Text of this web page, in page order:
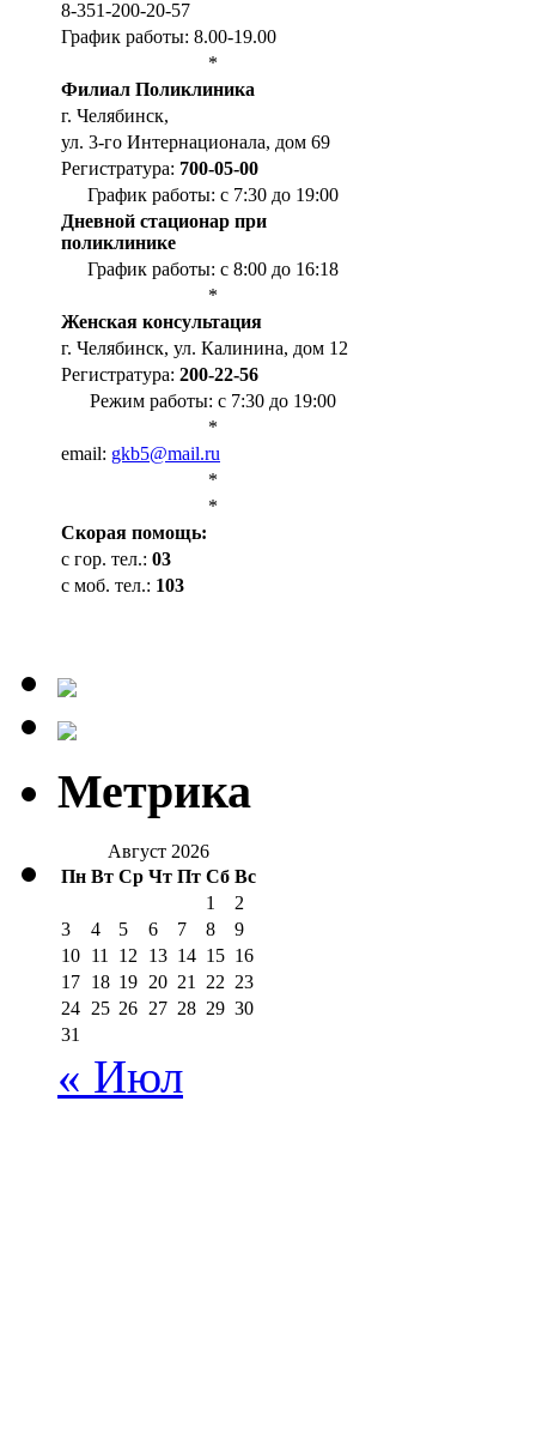
8-351-200-20-57
График работы: 8.00-19.00
*
Филиал Поликлиника
г. Челябинск,
ул. 3-го Интернационала, дом 69
Регистратура: 700-05-00
График работы: с 7:30 до 19:00
Дневной стационар при
поликлинике
График работы: с 8:00 до 16:18
*
Женская консультация
г. Челябинск, ул. Калинина, дом 12
Регистратура: 200-22-56
Режим работы: с 7:30 до 19:00
*
email: gkb5@mail.ru
*
*
Cкорая помощь:
с гор. тел.: 03
с моб. тел.: 103
Метрика
Август 2026
Пн Вт Ср Чт Пт Сб Вс
1
2
3
4 5 6 7 8
9
10 11 12 13 14 15 16
17 18 19 20 21 22 23
24 25 26 27 28 29 30
31
« Июл